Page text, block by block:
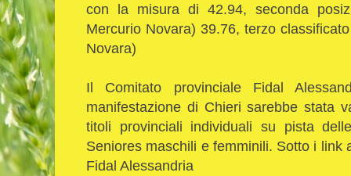
con la misura di 42.94, seconda
Mercurio Novara) 39.76, terzo
Novara)
Il Comitato provinciale Fidal
manifestazione di Chieri sarebbe stata
titoli provinciali individuali su pista
Seniores maschili e femminili. Sotto i link
Fidal Alessandria